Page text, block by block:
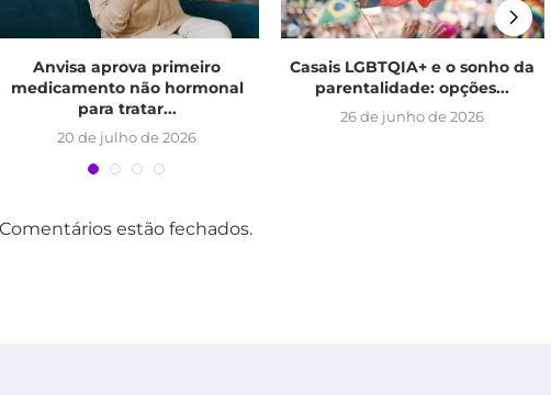
Anvisa aprova primeiro
medicamento não hormonal
para tratar...
20 de julho de 2026
Casais LGBTQIA+ e o sonho da
parentalidade: opções...
26 de junho de 2026
Comentários estão fechados.